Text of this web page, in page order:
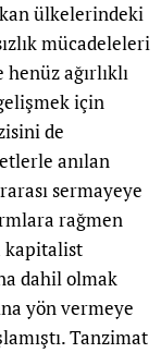
ülkelerindeki
mücadeleleri
ağırlıklı
için
de
anılan
sermayeye
rağmen
kapitalist
dahil olmak
yön vermeye
Tanzimat